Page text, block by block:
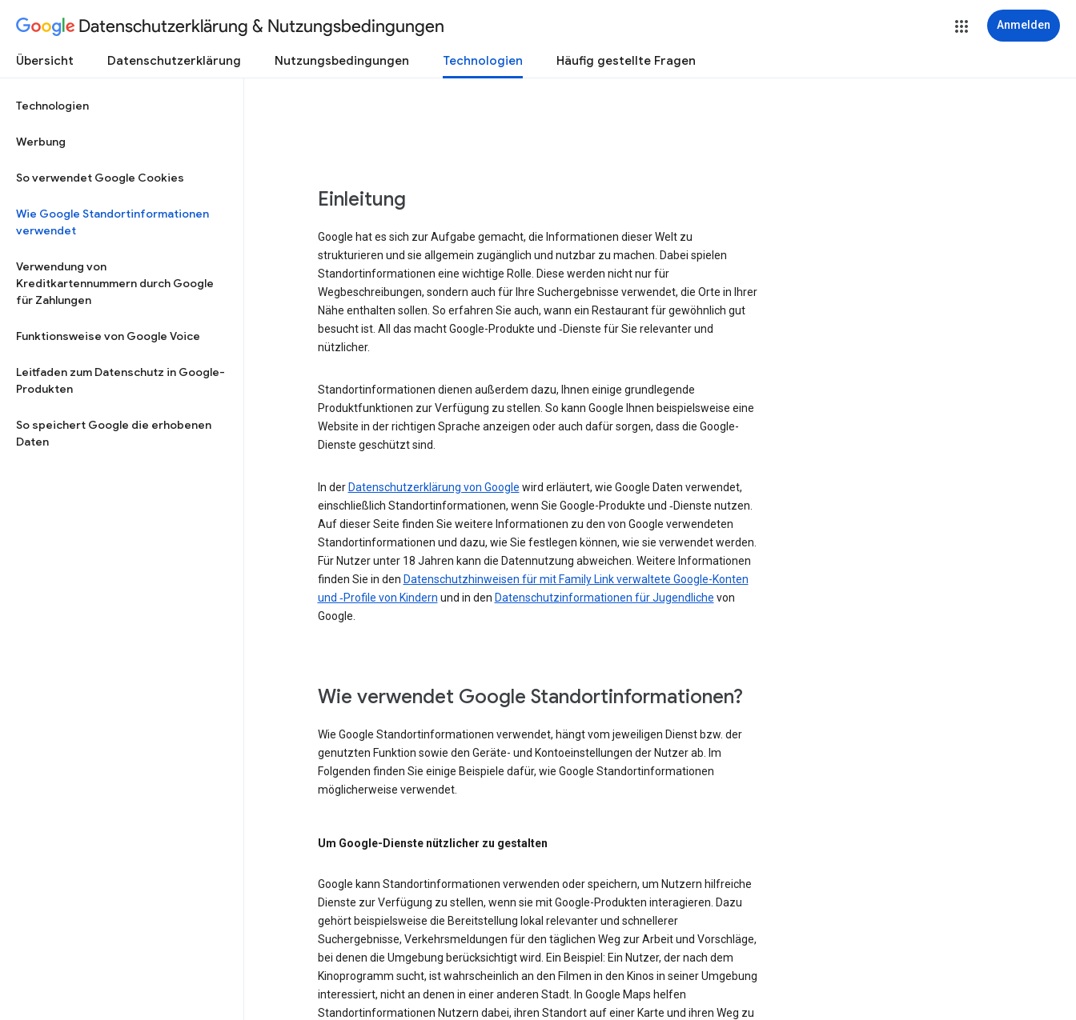
Datenschutzerklärung & Nutzungsbedingungen Anmelden
Übersicht Datenschutzerklärung Nutzungsbedingungen Technologien Häufig gestellte Fragen
Technologien
Werbung
So verwendet Google Cookies
Wie Google Standortinformationen
verwendet
Verwendung von
Kreditkartennummern durch Google
für Zahlungen
Funktionsweise von Google Voice
Leitfaden zum Datenschutz in Google-
Produkten
So speichert Google die erhobenen
Daten
Einleitung
Google hat es sich zur Aufgabe gemacht, die Informationen dieser Welt zu
strukturieren und sie allgemein zugänglich und nutzbar zu machen. Dabei spielen
Standortinformationen eine wichtige Rolle. Diese werden nicht nur für
Wegbeschreibungen, sondern auch für Ihre Suchergebnisse verwendet, die Orte in Ihrer
Nähe enthalten sollen. So erfahren Sie auch, wann ein Restaurant für gewöhnlich gut
besucht ist. All das macht Google-Produkte und ‑Dienste für Sie relevanter und
nützlicher.
Standortinformationen dienen außerdem dazu, Ihnen einige grundlegende
Produktfunktionen zur Verfügung zu stellen. So kann Google Ihnen beispielsweise eine
Website in der richtigen Sprache anzeigen oder auch dafür sorgen, dass die Google-
Dienste geschützt sind.
In der Datenschutzerklärung von Google wird erläutert, wie Google Daten verwendet,
einschließlich Standortinformationen, wenn Sie Google-Produkte und ‑Dienste nutzen.
Auf dieser Seite finden Sie weitere Informationen zu den von Google verwendeten
Standortinformationen und dazu, wie Sie festlegen können, wie sie verwendet werden.
Für Nutzer unter 18 Jahren kann die Datennutzung abweichen. Weitere Informationen
finden Sie in den Datenschutzhinweisen für mit Family Link verwaltete Google-Konten
und ‑Profile von Kindern und in den Datenschutzinformationen für Jugendliche von
Google.
Wie verwendet Google Standortinformationen?
Wie Google Standortinformationen verwendet, hängt vom jeweiligen Dienst bzw. der
genutzten Funktion sowie den Geräte- und Kontoeinstellungen der Nutzer ab. Im
Folgenden finden Sie einige Beispiele dafür, wie Google Standortinformationen
möglicherweise verwendet.
Um Google-Dienste nützlicher zu gestalten
Google kann Standortinformationen verwenden oder speichern, um Nutzern hilfreiche
Dienste zur Verfügung zu stellen, wenn sie mit Google-Produkten interagieren. Dazu
gehört beispielsweise die Bereitstellung lokal relevanter und schnellerer
Suchergebnisse, Verkehrsmeldungen für den täglichen Weg zur Arbeit und Vorschläge,
bei denen die Umgebung berücksichtigt wird. Ein Beispiel: Ein Nutzer, der nach dem
Kinoprogramm sucht, ist wahrscheinlich an den Filmen in den Kinos in seiner Umgebung
interessiert, nicht an denen in einer anderen Stadt. In Google Maps helfen
Standortinformationen Nutzern dabei, ihren Standort auf einer Karte und ihren Weg zu